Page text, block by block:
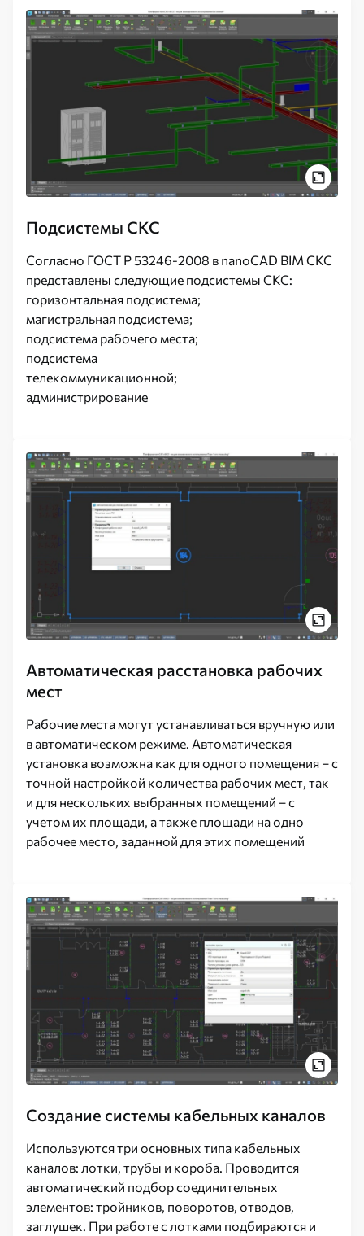
Подсистемы СКС
Согласно ГОСТ Р 53246-2008 в nanoCAD BIM СКС
представлены следующие подсистемы СКС:
горизонтальная подсистема;
магистральная подсистема;
подсистема рабочего места;
подсистема
телекоммуникационной;
администрирование
Автоматическая расстановка рабочих
мест
Рабочие места могут устанавливаться вручную или
в автоматическом режиме. Автоматическая
установка возможна как для одного помещения – с
точной настройкой количества рабочих мест, так
и для нескольких выбранных помещений – с
учетом их площади, а также площади на одно
рабочее место, заданной для этих помещений
Создание системы кабельных каналов
Используются три основных типа кабельных
каналов: лотки, трубы и короба. Проводится
автоматический подбор соединительных
элементов: тройников, поворотов, отводов,
заглушек. При работе с лотками подбираются и